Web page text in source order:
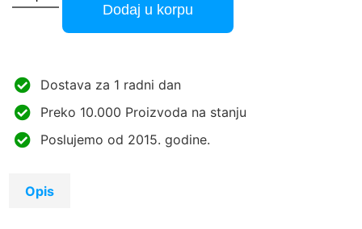
Dodaj u korpu
Dostava za 1 radni dan
Preko 10.000 Proizvoda na stanju
Poslujemo od 2015. godine.
Opis